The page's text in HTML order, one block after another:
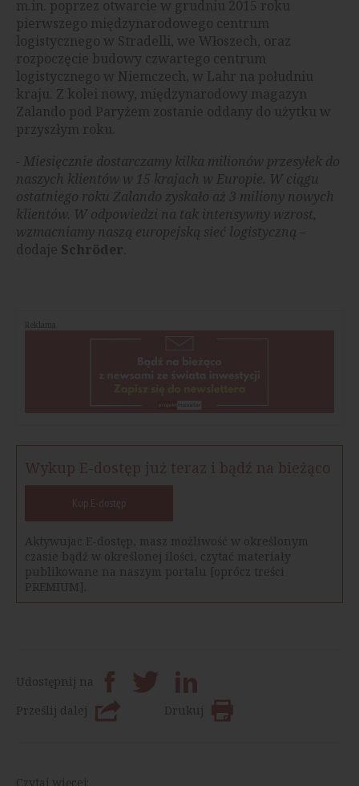
m.in. poprzez otwarcie w grudniu 2015 roku
pierwszego międzynarodowego centrum
logistycznego w Stradelli, we Włoszech, oraz
rozpoczęcie budowy czwartego centrum
logistycznego w Niemczech, w Lahr na południu
kraju. Z kolei nowy, międzynarodowy magazyn
Zalando pod Paryżem zostanie oddany do użytku w
przyszłym roku.
- Miesięcznie dostarczamy kilka milionów przesyłek do
naszych klientów w 15 krajach w Europie. W ciągu
ostatniego roku Zalando zyskało aż 3 miliony nowych
klientów. W odpowiedzi na tak intensywny wzrost,
wzmacniamy naszą europejską sieć logistyczną –
dodaje Schröder
Reklama
Wykup E-dostęp już teraz i bądź na bieżąco
Kup E-dostęp
Aktywujac E-dostęp, masz możliwość w określonym
czasie bądź w określonej ilości, czytać materiały
publikowane na naszym portalu [oprócz treści
PREMIUM].
Udostępnij na
Prześlij dalej
Drukuj
Czytaj więcej: